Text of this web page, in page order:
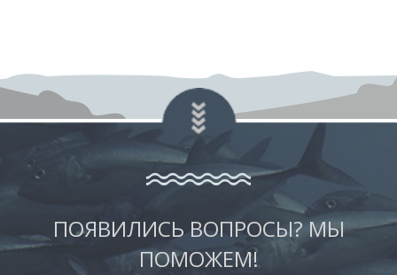
ПОЯВИЛИСЬ ВОПРОСЫ? МЫ
ПОМОЖЕМ!